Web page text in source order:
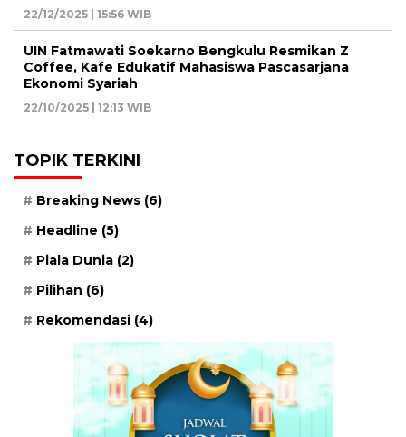
22/12/2025 | 15:56 WIB
UIN Fatmawati Soekarno Bengkulu Resmikan Z
Coffee, Kafe Edukatif Mahasiswa Pascasarjana
Ekonomi Syariah
22/10/2025 | 12:13 WIB
TOPIK TERKINI
Breaking News (6)
Headline (5)
Piala Dunia (2)
Pilihan (6)
Rekomendasi (4)